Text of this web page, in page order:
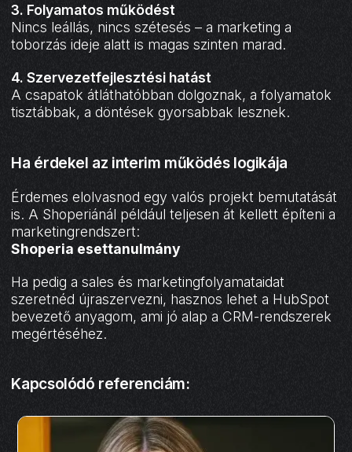
3. Folyamatos működést
Nincs leállás, nincs szétesés – a marketing a
toborzás ideje alatt is magas szinten marad.
4. Szervezetfejlesztési hatást
A csapatok átláthatóbban dolgoznak, a folyamatok
tisztábbak, a döntések gyorsabbak lesznek.
Ha érdekel az interim működés logikája
Érdemes elolvasnod egy valós projekt bemutatását
is. A Shoperiánál például teljesen át kellett építeni a
marketingrendszert:
Shoperia esettanulmány
Ha pedig a sales és marketingfolyamataidat
szeretnéd újraszervezni, hasznos lehet a HubSpot
bevezető anyagom, ami jó alap a CRM-rendszerek
megértéséhez.
Kapcsolódó referenciám: